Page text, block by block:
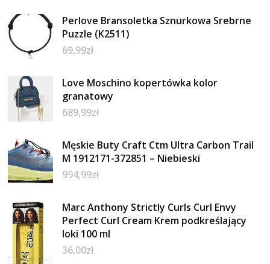
Perlove Bransoletka Sznurkowa Srebrne
Puzzle (K2511)
69,99zł
Love Moschino kopertówka kolor
granatowy
689,99zł
Męskie Buty Craft Ctm Ultra Carbon Trail
M 1912171-372851 – Niebieski
994,99zł
Marc Anthony Strictly Curls Curl Envy
Perfect Curl Cream Krem podkreślający
loki 100 ml
36,00zł